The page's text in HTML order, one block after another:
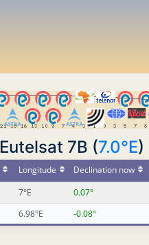
Eutelsat 7B (7.0°E)
Longitude Declination now
7°E 0.07°
6.98°E -0.08°